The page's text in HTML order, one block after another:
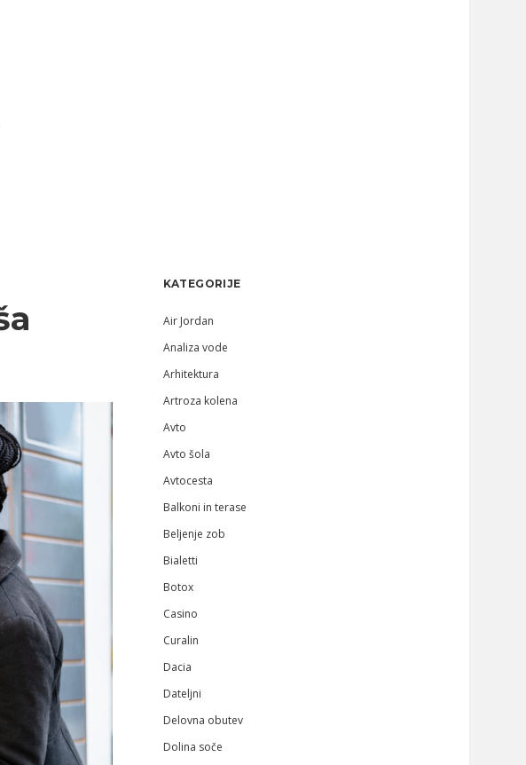
KATEGORIJE
Air Jordan
Analiza vode
Arhitektura
Artroza kolena
Avto
Avto šola
Avtocesta
Balkoni in terase
Beljenje zob
Bialetti
Botox
Casino
Curalin
Dacia
Dateljni
Delovna obutev
Dolina soče